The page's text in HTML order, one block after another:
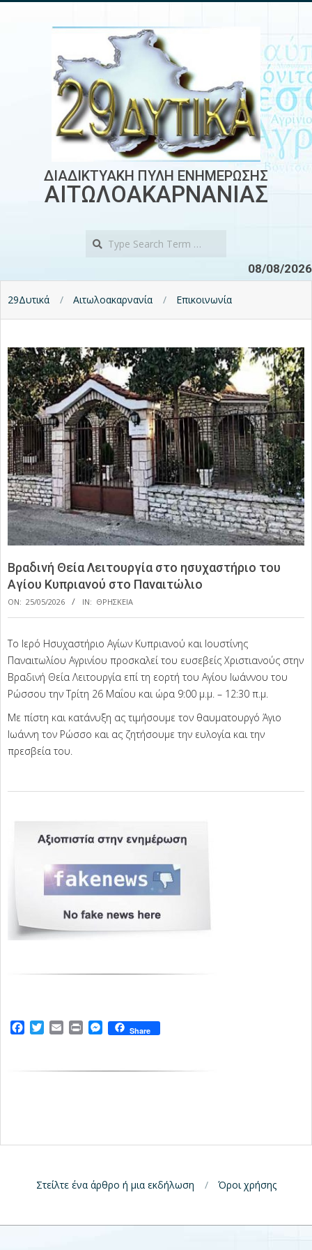
ΔΙΑΔΙΚΤΥΑΚΗ ΠΥΛΗ ΕΝΗΜΕΡΩΣΗΣ
ΑΙΤΩΛΟΑΚΑΡΝΑΝΙΑΣ
08/08/2026
29Δυτικά Αιτωλοακαρνανία Επικοινωνία
Βραδινή Θεία Λειτουργία στο ησυχαστήριο του
Αγίου Κυπριανού στο Παναιτώλιο
ON: 25/05/2026 IN: ΘΡΗΣΚΕΙΑ
Το Ιερό Ησυχαστήριο Αγίων Κυπριανού και Ιουστίνης
Παναιτωλίου Αγρινίου προσκαλεί του ευσεβείς Χριστιανούς στην
Βραδινή Θεία Λειτουργία επί τη εορτή του Αγίου Ιωάννου του
Ρώσσου την Τρίτη 26 Μαΐου και ώρα 9:00 μ.μ. – 12:30 π.μ.
Με πίστη και κατάνυξη ας τιμήσουμε τον θαυματουργό Άγιο
Ιωάννη τον Ρώσσο και ας ζητήσουμε την ευλογία και την
πρεσβεία του.
Facebook
TwitterEmailPrintMessenger
Share
Στείλτε ένα άρθρο ή μια εκδήλωση Όροι χρήσης